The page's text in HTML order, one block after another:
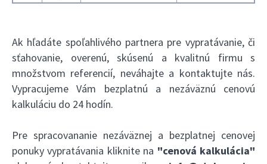
Ak hľadáte spoľahlivého partnera pre vypratávanie, či
sťahovanie, overenú, skúsenú a kvalitnú firmu s
množstvom referencií, neváhajte a kontaktujte nás.
Vypracujeme Vám bezplatnú a nezáväznú cenovú
kalkuláciu do 24 hodín.
Pre spracovananie nezáväznej a bezplatnej cenovej
ponuky vypratávania kliknite na "cenová kalkulácia"